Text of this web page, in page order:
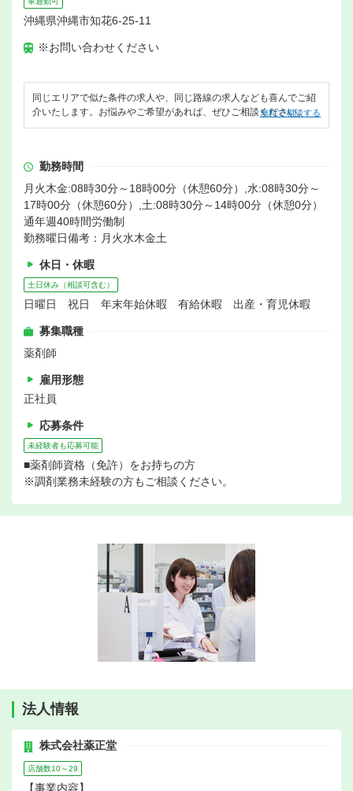
沖縄県沖縄市知花6-25-11
※お問い合わせください
同じエリアで似た条件の求人や、同じ路線の求人なども喜んでご紹
介いたします。お悩みやご希望があれば、ぜひご相談ください。
無料で相談する
勤務時間
月火木金:08時30分～18時00分（休憩60分）,水:08時30分～
17時00分（休憩60分）,土:08時30分～14時00分（休憩0分）
通年週40時間労働制
勤務曜日備考：月火水木金土
休日・休暇
土日休み（相談可含む）
日曜日 祝日 年末年始休暇 有給休暇 出産・育児休暇
募集職種
薬剤師
雇用形態
正社員
応募条件
未経験者も応募可能
■薬剤師資格（免許）をお持ちの方
※調剤業務未経験の方もご相談ください。
法人情報
株式会社薬正堂
店舗数10～29
【事業内容】